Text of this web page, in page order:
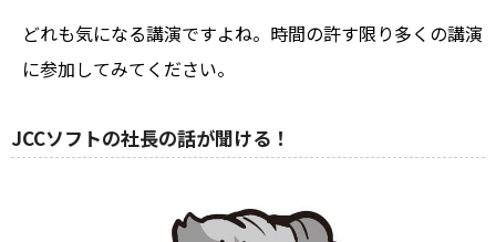
どれも気になる講演ですよね。時間の許す限り多くの講演
に参加してみてください。
JCCソフトの社長の話が聞ける！